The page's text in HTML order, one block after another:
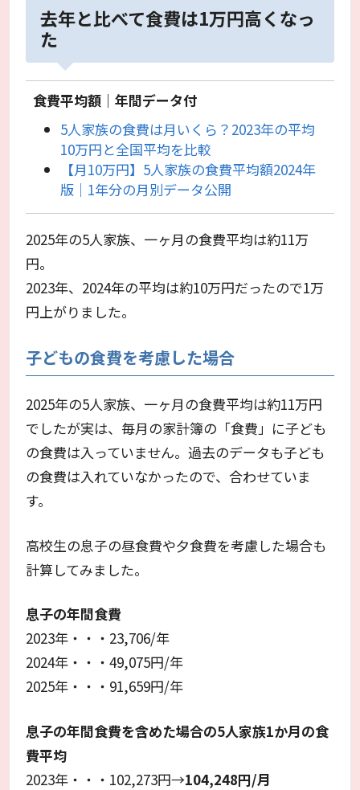
去年と比べて食費は1万円高くなっ
た
食費平均額｜年間データ付
5人家族の食費は月いくら？2023年の平均
10万円と全国平均を比較
【月10万円】5人家族の食費平均額2024年
版｜1年分の月別データ公開
2025年の5人家族、一ヶ月の食費平均は約11万
円。
2023年、2024年の平均は約10万円だったので1万
円上がりました。
子どもの食費を考慮した場合
2025年の5人家族、一ヶ月の食費平均は約11万円
でしたが実は、毎月の家計簿の「食費」に子ども
の食費は入っていません。過去のデータも子ども
の食費は入れていなかったので、合わせていま
す。
高校生の息子の昼食費や夕食費を考慮した場合も
計算してみました。
息子の年間食費
2023年・・・23,706/年
2024年・・・49,075円/年
2025年・・・91,659円/年
息子の年間食費を含めた場合の5人家族1か月の食
費平均
2023年・・・102,273円→104,248円/月